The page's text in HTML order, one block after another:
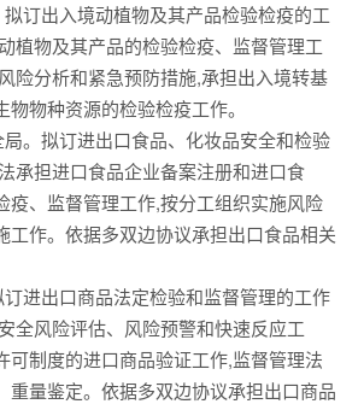
订出入境动植物及其产品检验检疫的工
植物及其产品的检验检疫、监督管理工
险分析和紧急预防措施,承担出入境转基
物种资源的检验检疫工作。
。拟订进出口食品、化妆品安全和检验
承担进口食品企业备案注册和进口食
疫、监督管理工作,按分工组织实施风险
工作。依据多双边协议承担出口食品相关
进出口商品法定检验和监督管理的工作
全风险评估、风险预警和快速反应工
可制度的进口商品验证工作,监督管理法
重量鉴定。依据多双边协议承担出口商品